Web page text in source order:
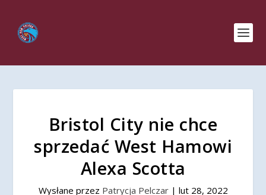
Bristol City nie chce
sprzedać West Hamowi
Alexa Scotta
Wysłane przez Patrycja Pelczar| lut 28, 2022